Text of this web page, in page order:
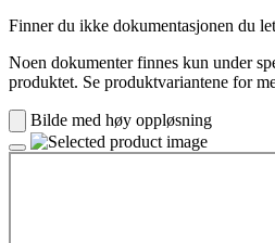
Finner du ikke dokumentasjonen du
Noen dokumenter finnes kun under
produktet. Se produktvariantene for
Bilde med høy oppløsning